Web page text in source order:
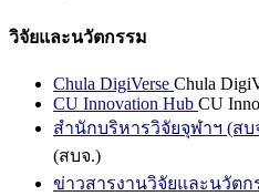
วิจัยและนวัตกรรม
Chula DigiVerse Chula
CU Innovation Hub CU
สำนักบริหารวิจัยจุฬาฯ (สบ
(สบจ.)
ข่าวสารงานวิจัยและนวัตก